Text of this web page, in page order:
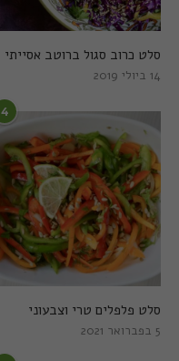
סלט כרוב סגול ברוטב אסייתי
14 ביולי 2019
4
סלט פלפלים טרי וצבעוני
5 בפברואר 2021